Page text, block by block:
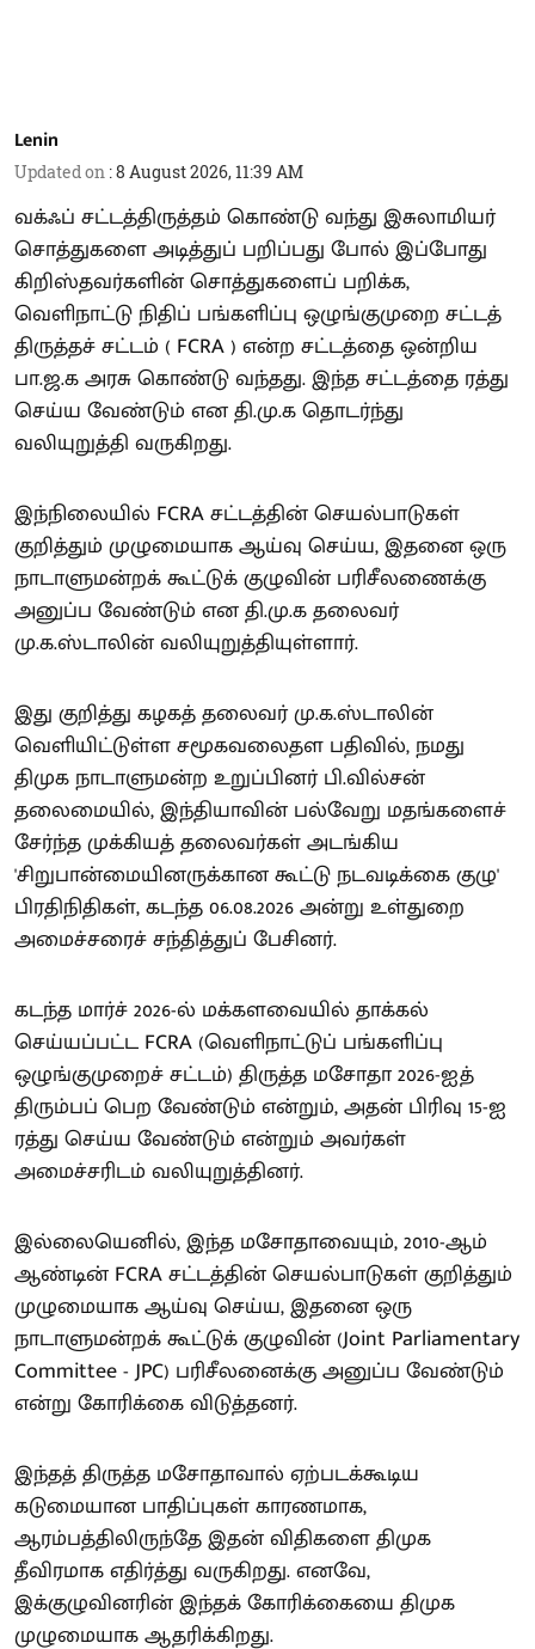
Lenin
Updated on :8 August 2026, 11:39 AM
வக்ஃப் சட்டத்திருத்தம் கொண்டு வந்து இசுலாமியர்
சொத்துகளை அடித்துப் பறிப்பது போல் இப்போது
கிறிஸ்தவர்களின் சொத்துகளைப் பறிக்க,
வெளிநாட்டு நிதிப் பங்களிப்பு ஒழுங்குமுறை சட்டத்
திருத்தச் சட்டம் ( FCRA ) என்ற சட்டத்தை ஒன்றிய
பா.ஜ.க அரசு கொண்டு வந்தது. இந்த சட்டத்தை ரத்து
செய்ய வேண்டும் என தி.மு.க தொடர்ந்து
வலியுறுத்தி வருகிறது.
இந்நிலையில் FCRA சட்டத்தின் செயல்பாடுகள்
குறித்தும் முழுமையாக ஆய்வு செய்ய, இதனை ஒரு
நாடாளுமன்றக் கூட்டுக் குழுவின் பரிசீலணைக்கு
அனுப்ப வேண்டும் என தி.மு.க தலைவர்
மு.க.ஸ்டாலின் வலியுறுத்தியுள்ளார்.
இது குறித்து கழகத் தலைவர் மு.க.ஸ்டாலின்
வெளியிட்டுள்ள சமூகவலைதள பதிவில், நமது
திமுக நாடாளுமன்ற உறுப்பினர் பி.வில்சன்
தலைமையில், இந்தியாவின் பல்வேறு மதங்களைச்
சேர்ந்த முக்கியத் தலைவர்கள் அடங்கிய
'சிறுபான்மையினருக்கான கூட்டு நடவடிக்கை குழு'
பிரதிநிதிகள், கடந்த 06.08.2026 அன்று உள்துறை
அமைச்சரைச் சந்தித்துப் பேசினர்.
கடந்த மார்ச் 2026-ல் மக்களவையில் தாக்கல்
செய்யப்பட்ட FCRA (வெளிநாட்டுப் பங்களிப்பு
ஒழுங்குமுறைச் சட்டம்) திருத்த மசோதா 2026-ஐத்
திரும்பப் பெற வேண்டும் என்றும், அதன் பிரிவு 15-ஐ
ரத்து செய்ய வேண்டும் என்றும் அவர்கள்
அமைச்சரிடம் வலியுறுத்தினர்.
இல்லையெனில், இந்த மசோதாவையும், 2010-ஆம்
ஆண்டின் FCRA சட்டத்தின் செயல்பாடுகள் குறித்தும்
முழுமையாக ஆய்வு செய்ய, இதனை ஒரு
நாடாளுமன்றக் கூட்டுக் குழுவின் (Joint Parliamentary
Committee - JPC) பரிசீலனைக்கு அனுப்ப வேண்டும்
என்று கோரிக்கை விடுத்தனர்.
இந்தத் திருத்த மசோதாவால் ஏற்படக்கூடிய
கடுமையான பாதிப்புகள் காரணமாக,
ஆரம்பத்திலிருந்தே இதன் விதிகளை திமுக
தீவிரமாக எதிர்த்து வருகிறது. எனவே,
இக்குழுவினரின் இந்தக் கோரிக்கையை திமுக
முழுமையாக ஆதரிக்கிறது.